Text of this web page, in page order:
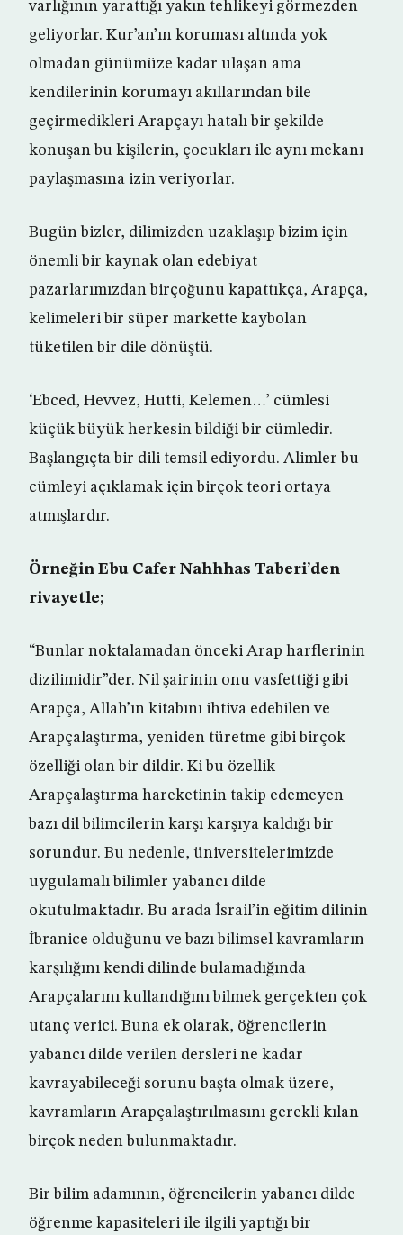
varlığının yarattığı yakın tehlikeyi görmezden
geliyorlar. Kur’an’ın koruması altında yok
olmadan günümüze kadar ulaşan ama
kendilerinin korumayı akıllarından bile
geçirmedikleri Arapçayı hatalı bir şekilde
konuşan bu kişilerin, çocukları ile aynı mekanı
paylaşmasına izin veriyorlar.
Bugün bizler, dilimizden uzaklaşıp bizim için
önemli bir kaynak olan edebiyat
pazarlarımızdan birçoğunu kapattıkça, Arapça,
kelimeleri bir süper markette kaybolan
tüketilen bir dile dönüştü.
‘Ebced, Hevvez, Hutti, Kelemen…’ cümlesi
küçük büyük herkesin bildiği bir cümledir.
Başlangıçta bir dili temsil ediyordu. Alimler bu
cümleyi açıklamak için birçok teori ortaya
atmışlardır.
Örneğin Ebu Cafer Nahhhas Taberi’den
rivayetle;
“Bunlar noktalamadan önceki Arap harflerinin
dizilimidir”der. Nil şairinin onu vasfettiği gibi
Arapça, Allah’ın kitabını ihtiva edebilen ve
Arapçalaştırma, yeniden türetme gibi birçok
özelliği olan bir dildir. Ki bu özellik
Arapçalaştırma hareketinin takip edemeyen
bazı dil bilimcilerin karşı karşıya kaldığı bir
sorundur. Bu nedenle, üniversitelerimizde
uygulamalı bilimler yabancı dilde
okutulmaktadır. Bu arada İsrail’in eğitim dilinin
İbranice olduğunu ve bazı bilimsel kavramların
karşılığını kendi dilinde bulamadığında
Arapçalarını kullandığını bilmek gerçekten çok
utanç verici. Buna ek olarak, öğrencilerin
yabancı dilde verilen dersleri ne kadar
kavrayabileceği sorunu başta olmak üzere,
kavramların Arapçalaştırılmasını gerekli kılan
birçok neden bulunmaktadır.
Bir bilim adamının, öğrencilerin yabancı dilde
öğrenme kapasiteleri ile ilgili yaptığı bir